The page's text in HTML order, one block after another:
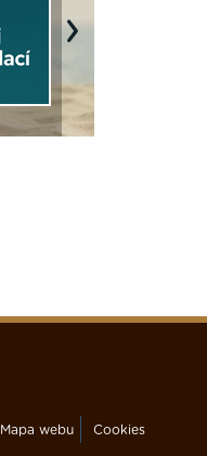
Next
Mapa webu Cookies